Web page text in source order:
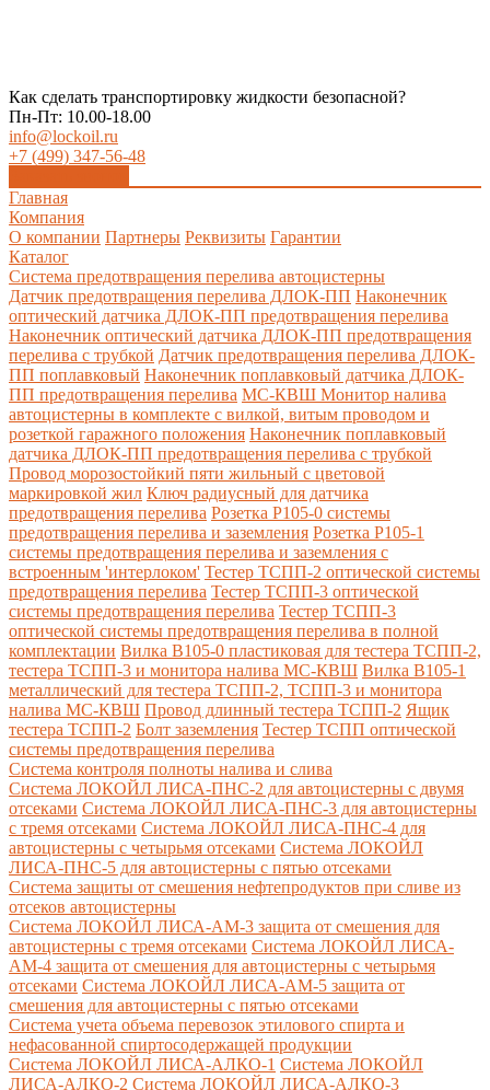
Как сделать транспортировку жидкости безопасной?
Пн-Пт: 10.00-18.00
info@lockoil.ru
+7 (499) 347-56-48
Главная
Компания
О компании Партнеры Реквизиты Гарантии
Каталог
Система предотвращения перелива автоцистерны
Датчик предотвращения перелива ДЛОК-ПП Наконечник
оптический датчика ДЛОК-ПП предотвращения перелива
Наконечник оптический датчика ДЛОК-ПП предотвращения
перелива с трубкой Датчик предотвращения перелива ДЛОК-
ПП поплавковый Наконечник поплавковый датчика ДЛОК-
ПП предотвращения перелива МС-КВШ Монитор налива
автоцистерны в комплекте с вилкой, витым проводом и
розеткой гаражного положения Наконечник поплавковый
датчика ДЛОК-ПП предотвращения перелива с трубкой
Провод морозостойкий пяти жильный с цветовой
маркировкой жил Ключ радиусный для датчика
предотвращения перелива Розетка Р105-0 системы
предотвращения перелива и заземления Розетка Р105-1
системы предотвращения перелива и заземления с
встроенным 'интерлоком' Тестер ТСПП-2 оптической системы
предотвращения перелива Тестер ТСПП-3 оптической
системы предотвращения перелива Тестер ТСПП-3
оптической системы предотвращения перелива в полной
комплектации Вилка В105-0 пластиковая для тестера ТСПП-2,
тестера ТСПП-3 и монитора налива МС-КВШ Вилка В105-1
металлический для тестера ТСПП-2, ТСПП-3 и монитора
налива МС-КВШ Провод длинный тестера ТСПП-2 Ящик
тестера ТСПП-2 Болт заземления Тестер ТСПП оптической
системы предотвращения перелива
Cистема контроля полноты налива и слива
Система ЛОКОЙЛ ЛИСА-ПНС-2 для автоцистерны с двумя
отсеками Система ЛОКОЙЛ ЛИСА-ПНС-3 для автоцистерны
с тремя отсеками Система ЛОКОЙЛ ЛИСА-ПНС-4 для
автоцистерны с четырьмя отсеками Система ЛОКОЙЛ
ЛИСА-ПНС-5 для автоцистерны с пятью отсеками
Система защиты от смешения нефтепродуктов при сливе из
отсеков автоцистерны
Система ЛОКОЙЛ ЛИСА-AM-3 защита от смешения для
автоцистерны с тремя отсеками Система ЛОКОЙЛ ЛИСА-
AM-4 защита от смешения для автоцистерны с четырьмя
отсеками Система ЛОКОЙЛ ЛИСА-AM-5 защита от
смешения для автоцистерны с пятью отсеками
Система учета объема перевозок этилового спирта и
нефасованной спиртосодержащей продукции
Система ЛОКОЙЛ ЛИСА-AЛКО-1 Система ЛОКОЙЛ
ЛИСА-АЛКО-2 Система ЛОКОЙЛ ЛИСА-АЛКО-3